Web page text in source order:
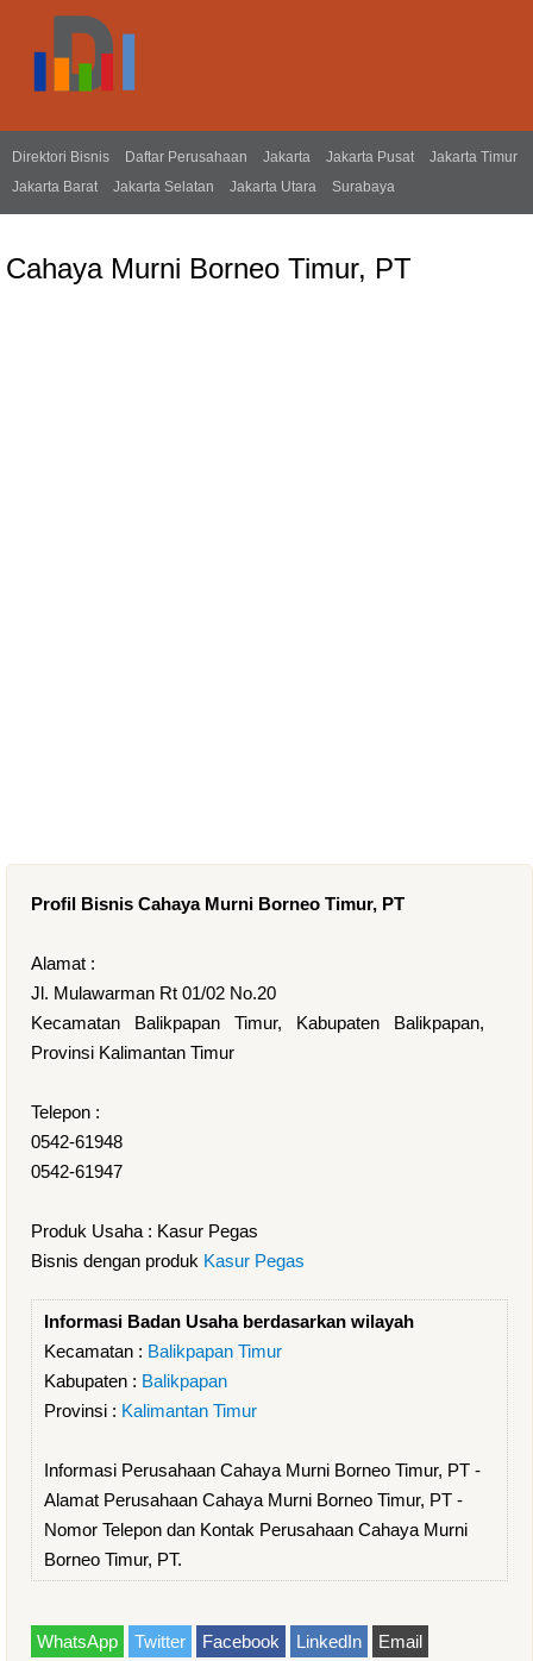
Direktori Bisnis Daftar Perusahaan Jakarta Jakarta Pusat
Jakarta Timur
Jakarta Barat
Jakarta Selatan Jakarta Utara Surabaya
Cahaya Murni Borneo Timur, PT
Profil Bisnis Cahaya Murni Borneo Timur, PT
Alamat :
Jl. Mulawarman Rt 01/02 No.20
Kecamatan Balikpapan Timur, Kabupaten Balikpapan,
Provinsi Kalimantan Timur
Telepon :
0542-61948
0542-61947
Produk Usaha : Kasur Pegas
Bisnis dengan produk Kasur Pegas
Informasi Badan Usaha berdasarkan wilayah
Kecamatan : Balikpapan Timur
Kabupaten : Balikpapan
Provinsi : Kalimantan Timur
Informasi Perusahaan Cahaya Murni Borneo Timur, PT -
Alamat Perusahaan Cahaya Murni Borneo Timur, PT -
Nomor Telepon dan Kontak Perusahaan Cahaya Murni
Borneo Timur, PT.
WhatsApp Twitter Facebook LinkedIn Email